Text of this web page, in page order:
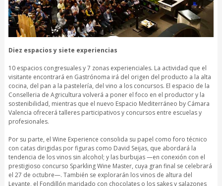
Diez espacios y siete experiencias
10 espacios congresuales y 7 zonas experienciales. La actividad que el
visitante encontrará en Gastrónoma irá del origen del producto a la alta
cocina, del pan a la pastelería, del vino a los concursos. El espacio de la
Conselleria de Agricultura volverá a poner el foco en el productor y la
sostenibilidad, mientras que el nuevo Espacio Mediterráneo by Cámara
Valencia ofrecerá talleres participativos y concursos entre escuelas y
profesionales.
Por su parte, el Wine Experience consolida su papel como foro técnico
con catas dirigidas por figuras como David Seijas, que abordará la
tendencia de los vinos sin alcohol; y las burbujas —en conexión con el
prestigioso concurso Sparkling Wine Master, cuya gran final se celebrará
el 27 de octubre—. También se explorarán los vinos de altura del
Levante, el Fondillón maridado con chocolates o los sakes y salazones